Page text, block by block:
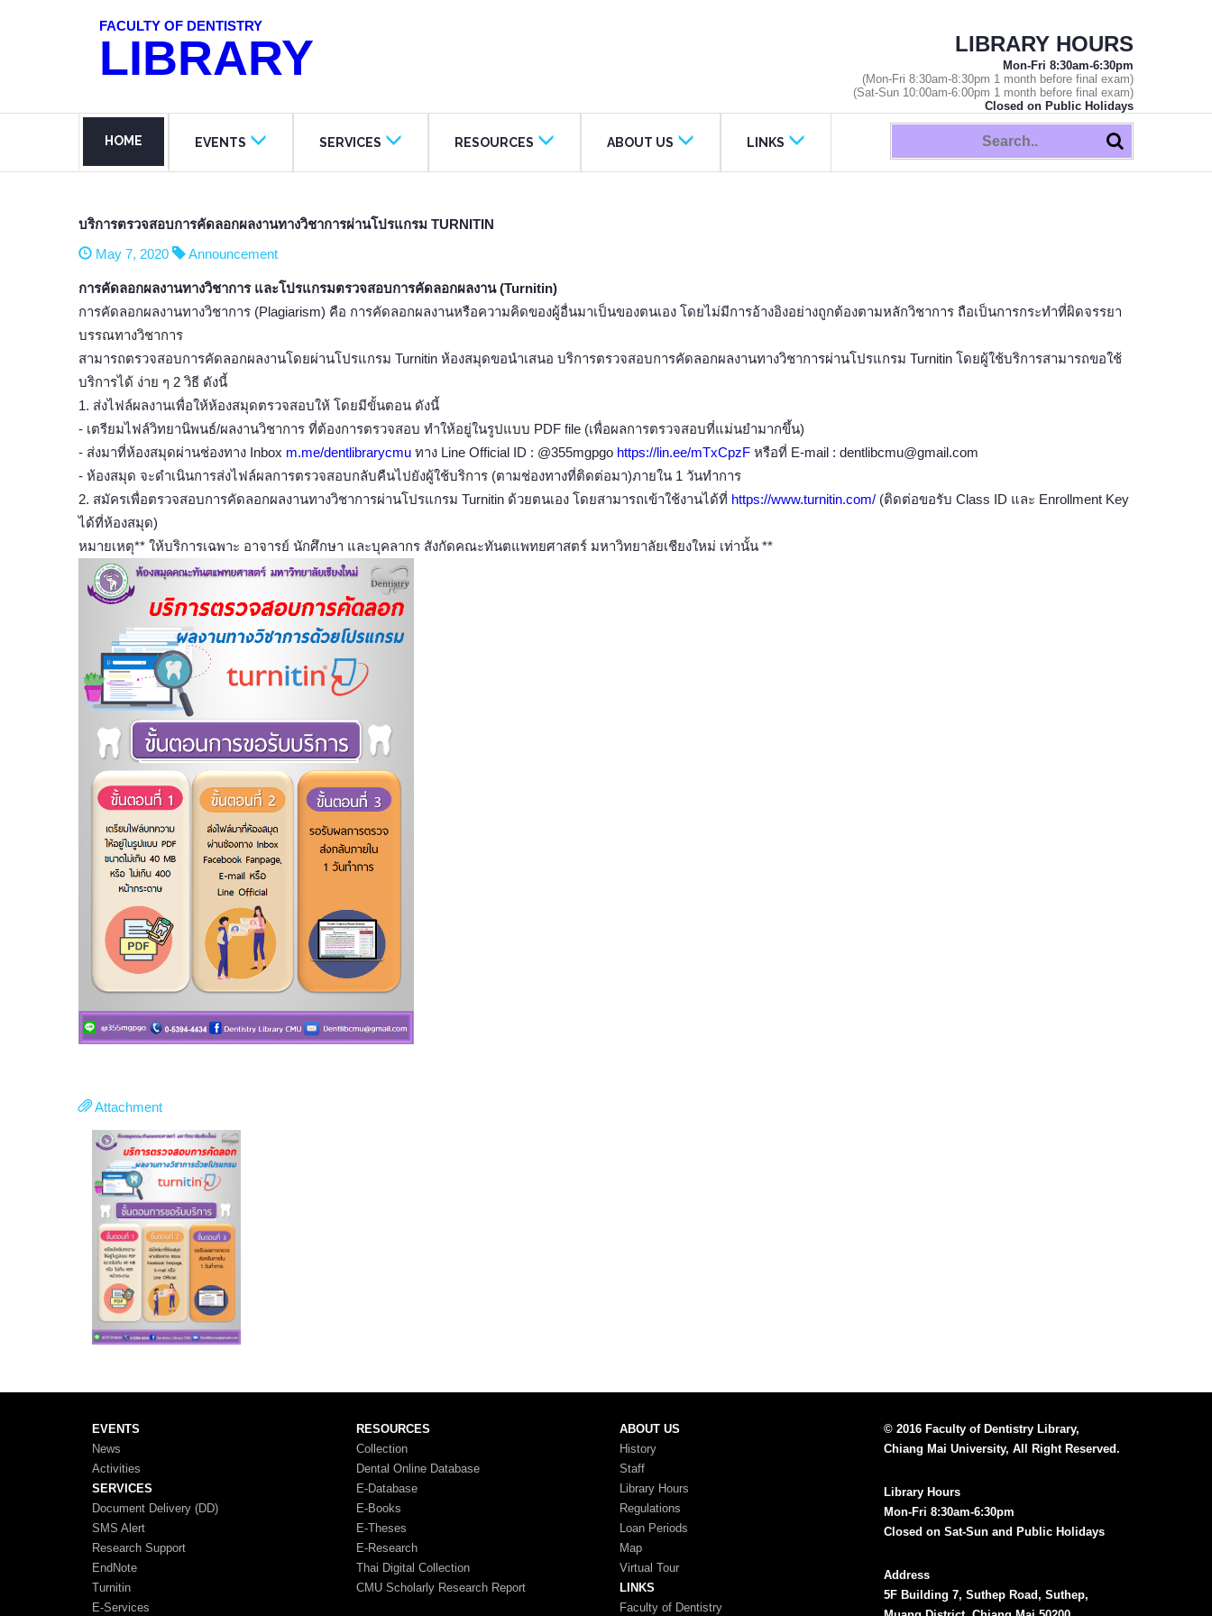
FACULTY OF DENTISTRY
LIBRARY LIBRARY HOURS
Mon-Fri 8:30am-6:30pm
(Mon-Fri 8:30am-8:30pm 1 month before final exam)
(Sat-Sun 10:00am-6:00pm 1 month before final exam)
Closed on Public Holidays
HOME EVENTS SERVICES RESOURCES ABOUT US LINKS
บริการตรวจสอบการคัดลอกผลงานทางวิชาการผ่านโปรแกรม TURNITIN
May 7, 2020
Announcement
การคัดลอกผลงานทางวิชาการ และโปรแกรมตรวจสอบการคัดลอกผลงาน (Turnitin)
การคัดลอกผลงานทางวิชาการ (Plagiarism) คือ การคัดลอกผลงานหรือความคิดของผู้อื่นมาเป็นของตนเอง โดยไม่มีการอ้างอิงอย่างถูกต้องตามหลักวิชาการ ถือเป็นการกระทำที่ผิดจรรยา
บรรณทางวิชาการ
สามารถตรวจสอบการคัดลอกผลงานโดยผ่านโปรแกรม Turnitin ห้องสมุดขอนำเสนอ บริการตรวจสอบการคัดลอกผลงานทางวิชาการผ่านโปรแกรม Turnitin โดยผู้ใช้บริการสามารถขอใช้
บริการได้ ง่าย ๆ 2 วิธี ดังนี้
1. ส่งไฟล์ผลงานเพื่อให้ห้องสมุดตรวจสอบให้ โดยมีขั้นตอน ดังนี้
- เตรียมไฟล์วิทยานิพนธ์/ผลงานวิชาการ ที่ต้องการตรวจสอบ ทำให้อยู่ในรูปแบบ PDF file (เพื่อผลการตรวจสอบที่แม่นยำมากขึ้น)
- ส่งมาที่ห้องสมุดผ่านช่องทาง Inbox m.me/dentlibrarycmu ทาง Line Official ID : @355mgpgo https://lin.ee/mTxCpzF หรือที่ E-mail : dentlibcmu@gmail.com
- ห้องสมุด จะดำเนินการส่งไฟล์ผลการตรวจสอบกลับคืนไปยังผู้ใช้บริการ (ตามช่องทางที่ติดต่อมา)ภายใน 1 วันทำการ
2. สมัครเพื่อตรวจสอบการคัดลอกผลงานทางวิชาการผ่านโปรแกรม Turnitin ด้วยตนเอง โดยสามารถเข้าใช้งานได้ที่ https://www.turnitin.com/ (ติดต่อขอรับ Class ID และ Enrollment Key
ได้ที่ห้องสมุด)
หมายเหตุ** ให้บริการเฉพาะ อาจารย์ นักศึกษา และบุคลากร สังกัดคณะทันตแพทยศาสตร์ มหาวิทยาลัยเชียงใหม่ เท่านั้น **
Attachment
EVENTS
News
Activities
SERVICES
Document Delivery (DD)
SMS Alert
Research Support
EndNote
Turnitin
E-Services
RESOURCES
Collection
Dental Online Database
E-Database
E-Books
E-Theses
E-Research
Thai Digital Collection
CMU Scholarly Research Report
ABOUT US
History
Staff
Library Hours
Regulations
Loan Periods
Map
Virtual Tour
LINKS
Faculty of Dentistry
© 2016 Faculty of Dentistry Library,
Chiang Mai University, All Right Reserved.
Library Hours
Mon-Fri 8:30am-6:30pm
Closed on Sat-Sun and Public Holidays
Address
5F Building 7, Suthep Road, Suthep,